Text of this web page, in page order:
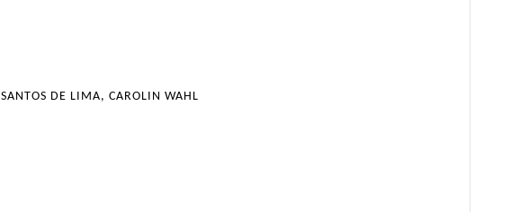
DE LIMA, CAROLIN WAHL